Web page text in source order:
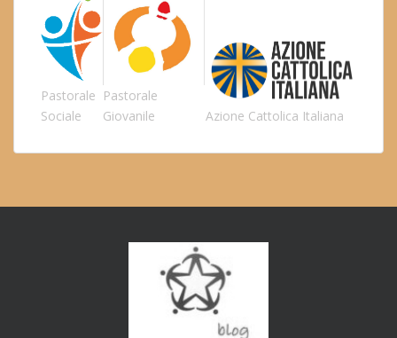
Pastorale
Sociale
Pastorale
Giovanile
Azione Cattolica Italiana